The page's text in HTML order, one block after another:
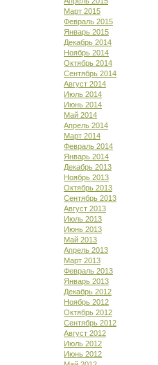
Март 2015
Февраль 2015
Январь 2015
Декабрь 2014
Ноябрь 2014
Октябрь 2014
Сентябрь 2014
Август 2014
Июль 2014
Июнь 2014
Май 2014
Апрель 2014
Март 2014
Февраль 2014
Январь 2014
Декабрь 2013
Ноябрь 2013
Октябрь 2013
Сентябрь 2013
Август 2013
Июль 2013
Июнь 2013
Май 2013
Апрель 2013
Март 2013
Февраль 2013
Январь 2013
Декабрь 2012
Ноябрь 2012
Октябрь 2012
Сентябрь 2012
Август 2012
Июль 2012
Июнь 2012